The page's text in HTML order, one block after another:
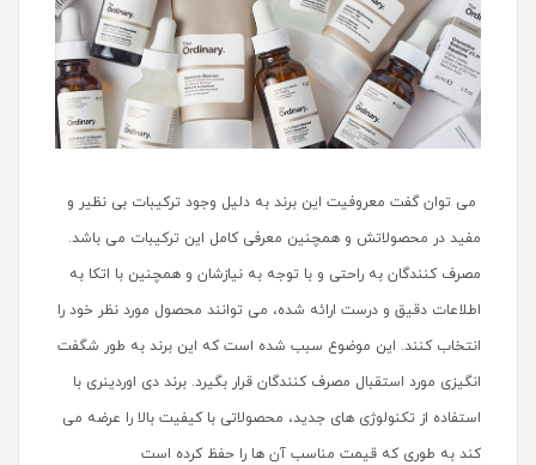
می توان گفت معروفیت این برند به دلیل وجود ترکیبات بی نظیر و
مفید در محصولاتش و همچنین معرفی کامل این ترکیبات می باشد.
مصرف کنندگان به راحتی و با توجه به نیازشان و همچنین با اتکا به
اطلاعات دقیق و درست ارائه شده، می توانند محصول مورد نظر خود را
انتخاب کنند. این موضوع سبب شده است که این برند به طور شگفت
انگیزی مورد استقبال مصرف کنندگان قرار بگیرد. برند دی اوردینری با
استفاده از تکنولوژی های جدید، محصولاتی با کیفیت بالا را عرضه می
کند به طوری که قیمت مناسب آن ها را حفظ کرده است